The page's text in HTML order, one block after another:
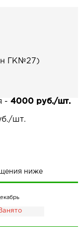
НАМ
н ГК№27)
- 4000 руб./шт.
шт.
ниже